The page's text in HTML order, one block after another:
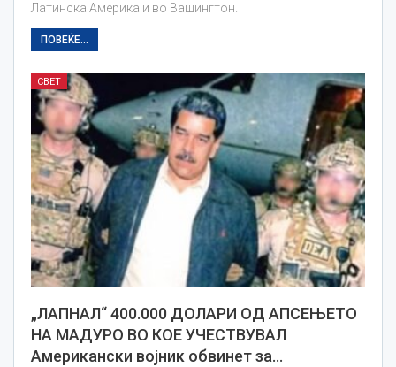
Латинска Америка и во Вашингтон.
ПОВЕЌЕ...
СВЕТ
„ЛАПНАЛ“ 400.000 ДОЛАРИ ОД АПСЕЊЕТО
НА МАДУРО ВО КОЕ УЧЕСТВУВАЛ
Американски војник обвинет за…